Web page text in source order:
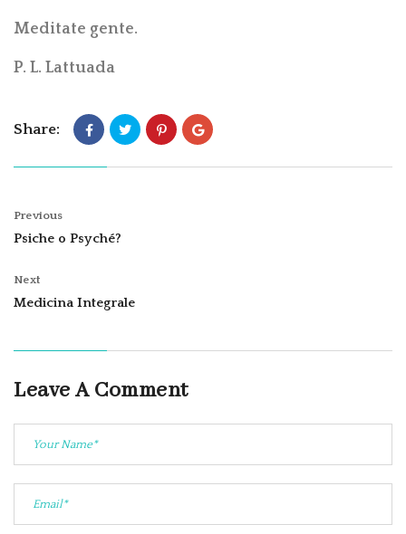
Meditate gente.
P. L. Lattuada
Share:
Previous
Psiche o Psyché?
Next
Medicina Integrale
Leave A Comment